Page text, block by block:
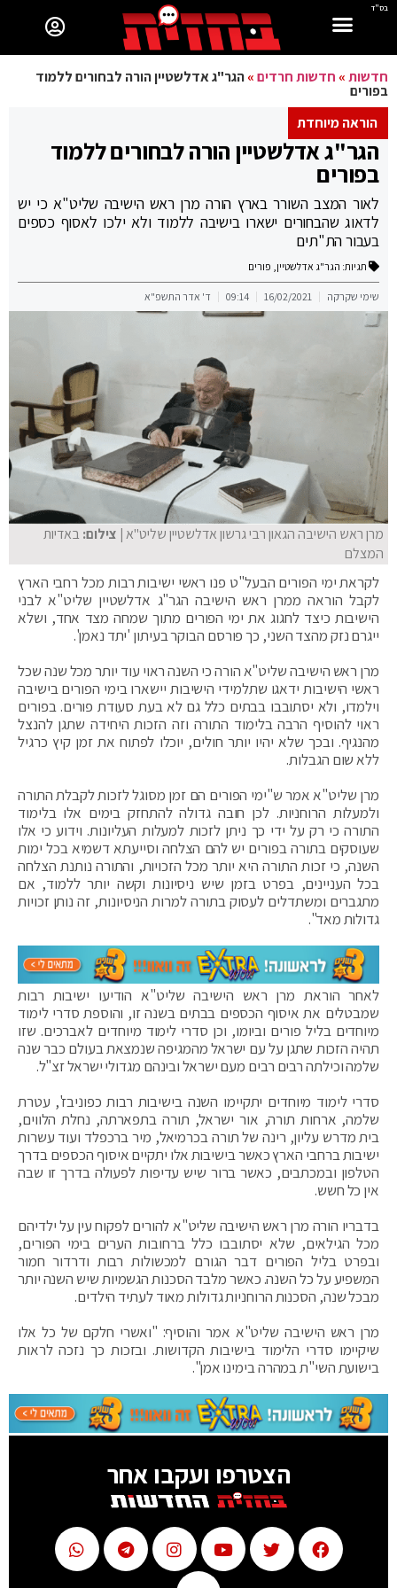
בס"ד
חדשות» חדשות חרדים»הגר"ג אדלשטיין הורה לבחורים ללמוד
בפורים
הוראה מיוחדת
הגר"ג אדלשטיין הורה לבחורים ללמוד
בפורים
לאור המצב השורר בארץ הורה מרן ראש הישיבה שליט"א כי יש
לדאוג שהבחורים ישארו בישיבה ללמוד ולא ילכו לאסוף כספים
בעבור הת"תים
תגיות: הגר"ג אדלשטיין, פורים
שימי שקרקה 16/02/2021
09:14 ד' אדר התשפ"א
מרן ראש הישיבה הגאון רבי גרשון אדלשטיין שליט"א| צילום: באדיות
המצלם
לקראת ימי הפורים הבעל"ט פנו ראשי ישיבות רבות מכל רחבי הארץ
לקבל הוראה ממרן ראש הישיבה הגר"ג אדלשטיין שליט"א לבני
הישיבות כיצד לחגוג את ימי הפורים מתוך שמחה מצד אחד, ושלא
ייגרם נזק מהצד השני, כך פורסם הבוקר בעיתון 'יתד נאמן'.
מרן ראש הישיבה שליט"א הורה כי השנה ראוי עוד יותר מכל שנה שכל
ראשי הישיבות ידאגו שתלמידי הישיבות יישארו בימי הפורים בישיבה
וילמדו, ולא יסתובבו בבתים כלל גם לא בעת סעודת פורים. בפורים
ראוי להוסיף הרבה בלימוד התורה וזה הזכות היחידה שתגן להנצל
מהנגיף. ובכך שלא יהיו יותר חולים, יוכלו לפתוח את זמן קיץ כרגיל
ללא שום הגבלות.
מרן שליט"א אמר ש"ימי הפורים הם זמן מסוגל לזכות לקבלת התורה
ולמעלות הרוחניות. לכן חובה גדולה להתחזק בימים אלו בלימוד
התורה כי רק על ידי כך ניתן לזכות למעלות העליונות. וידוע כי אלו
שעוסקים בתורה בפורים יש להם הצלחה וסייעתא דשמיא בכל ימות
השנה, כי זכות התורה היא יותר מכל הזכויות, והתורה נותנת הצלחה
בכל העניינים, בפרט בזמן שיש ניסיונות וקשה יותר ללמוד, אם
מתגברים ומשתדלים לעסוק בתורה למרות הניסיונות, זה נותן זכויות
גדולות מאד".
לאחר הוראת מרן ראש הישיבה שליט"א הודיעו ישיבות רבות
שמבטלים את איסוף הכספים בבתים בשנה זו, והוספת סדרי לימוד
מיוחדים בליל פורים וביומו, וכן סדרי לימוד מיוחדים לאברכים. שזו
תהיה הזכות שתגן על עם ישראל מהמגיפה שנמצאת בעולם כבר שנה
שלמה וכילתה רבים רבים מעם ישראל ובינהם מגדולי ישראל זצ"ל.
סדרי לימוד מיוחדים יתקיימו השנה בישיבות רבות כפוניבז', עטרת
שלמה, ארחות תורה, אור ישראל, תורה בתפארתה, נחלת הלווים,
בית מדרש עליון, רינה של תורה בכרמיאל, מיר ברכפלד ועוד עשרות
ישיבות ברחבי הארץ כאשר בישיבות אלו יתקיים איסוף הכספים בדרך
הטלפון ובמכתבים, כאשר ברור שיש עדיפות לפעולה בדרך זו שבה
אין כל חשש.
בדבריו הורה מרן ראש הישיבה שליט"א להורים לפקוח עין על ילדיהם
מכל הגילאים, שלא יסתובבו כלל ברחובות הערים בימי הפורים,
ובפרט בליל הפורים דבר הגורם למכשולות רבות ודרדור חמור
המשפיע על כל השנה. כאשר מלבד הסכנות הגשמיות שיש השנה יותר
מבכל שנה, הסכנות הרוחניות גדולות מאוד לעתיד הילדים.
מרן ראש הישיבה שליט"א אמר והוסיף: "ואשרי חלקם של כל אלו
שיקיימו סדרי הלימוד בישיבות הקדושות. ובזכות כך נזכה לראות
בישועת השי"ת במהרה בימינו אמן".
הצטרפו ועקבו אחר